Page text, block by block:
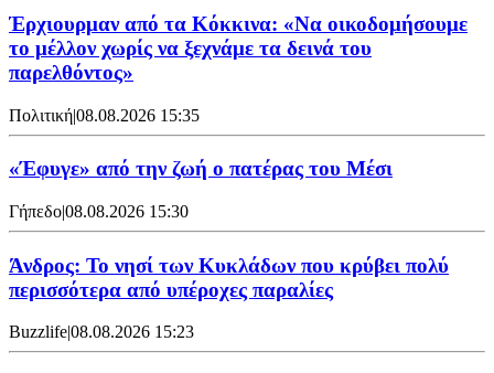
Έρχιουρμαν από τα Κόκκινα: «Να οικοδομήσουμε
το μέλλον χωρίς να ξεχνάμε τα δεινά του
παρελθόντος»
Πολιτική|08.08.2026 15:35
«Έφυγε» από την ζωή ο πατέρας του Μέσι
Γήπεδο|08.08.2026 15:30
Άνδρος: Το νησί των Κυκλάδων που κρύβει πολύ
περισσότερα από υπέροχες παραλίες
Buzzlife|08.08.2026 15:23